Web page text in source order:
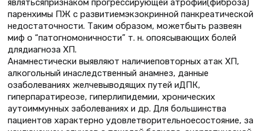
паренхимы ПЖ с развитиемэкзокринной панкреатической
недостаточности. Таким образом, можетбыть развеян
миф о “патогномоничности” т. н. опоясывающих болей
длядиагноза ХП.
Анамнестически выявляют наличиеповторных атак ХП,
алкогольный инаследственный анамнез, данные
озаболеваниях желчевыводящих путей иДПК,
гиперпаратиреозе, гиперлипидемии, хронических
аутоиммунных заболеваниях и др. Для большинства
пациентов характерно удовлетворительноесостояние, за